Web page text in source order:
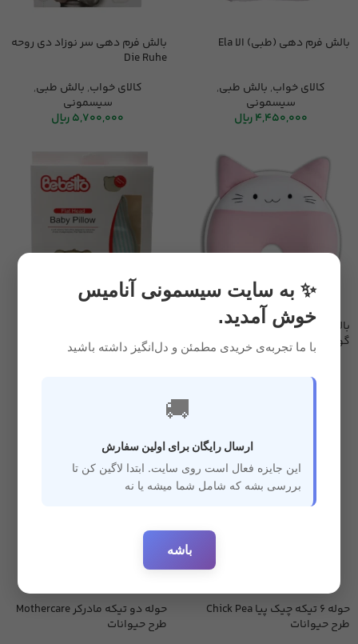
بالش فرم دهی (طبی) الا Ela
کالای خواب, بالش طبی,
سیسمونی
4,450,000 ریال
بالش فرم دهی سر نوزاد دی روحه
Die Ruhe
کالای خواب, بالش طبی,
سیسمونی
5,700,000ریال
بالش فرم دهی نوزاد طرح گربه
گوش دار
حوله 6 تیکه چیک پیا Chick Pea
طرح حیوانات
حوله دو تیکه مادرکر Mothercare
طرح حیوانات
✨ به سایت سیسمونی آنامیس
خوش آمدید.
با ما تجربه‌ی خریدی مطمئن و دل‌انگیز داشته باشید
🚚
ارسال رایگان برای اولین سفارش
این جایزه فعال است روی سایت. ابتدا لاگین کن تا
بررسی بشه که شامل شما میشه یا نه
باشه